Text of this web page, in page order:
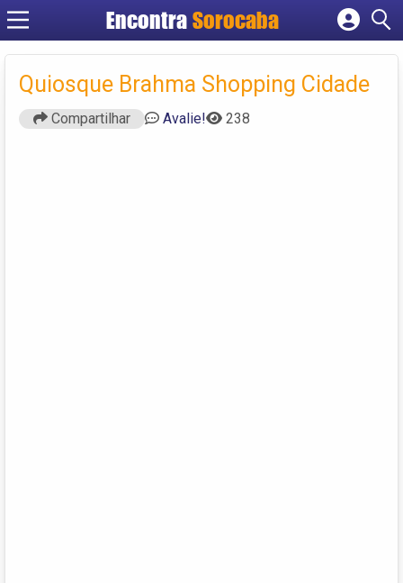
EncontraSorocaba
Cadastrar empresa
Criar conta
Quiosque Brahma Shopping Cidade
Compartilhar Avalie! 238